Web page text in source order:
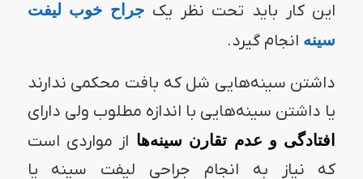
این کار باید تحت نظر یک جراح خوب لیفت
سینه انجام گیرد.
داشتن سینه‌هایی شل که بافت محکمی ندارند
یا داشتن سینه‌هایی با اندازه مطلوب ولی دارای
افتادگی و عدم تقارن سینه‌ها از مواردی است
که نیاز به انجام جراحی لیفت سینه یا